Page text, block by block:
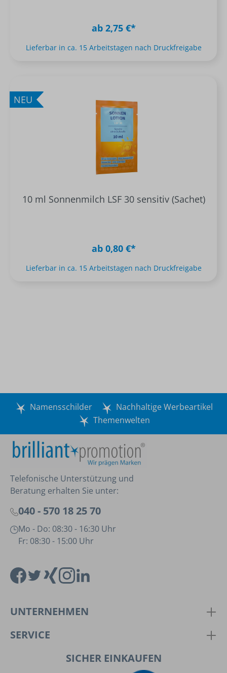
ab 2,75 €*
Lieferbar in ca. 15 Arbeitstagen nach Druckfreigabe
NEU
10 ml Sonnenmilch LSF 30 sensitiv (Sachet)
ab 0,80 €*
Lieferbar in ca. 15 Arbeitstagen nach Druckfreigabe
Namensschilder
Nachhaltige Werbeartikel
Themenwelten
Telefonische Unterstützung und
Beratung erhalten Sie unter:
040 - 570 18 25 70
Mo - Do: 08:30 - 16:30 Uhr
Fr: 08:30 - 15:00 Uhr
UNTERNEHMEN
SERVICE
SICHER EINKAUFEN